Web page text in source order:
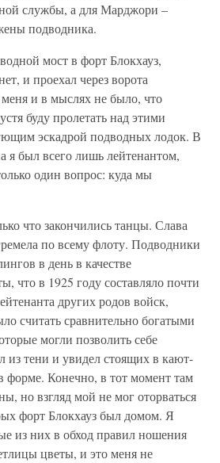
службы, а для Марджори –
подводника.
мост в форт Блокхауз,
и проехал через ворота
и в мыслях не было, что
буду пролетать над этими
эскадрой подводных лодок. В
я был всего лишь лейтенантом,
один вопрос: куда мы
что закончились танцы. Слава
по всему флоту. Подводники
в день в качестве
что в 1925 году составляло почти
других родов войск,
считать сравнительно богатыми
могли позволить себе
из тени и увидел стоящих в кают-
форме. Конечно, в тот момент там
но взгляд мой не мог оторваться
форт Блокхауз был домом. Я
из них в обход правил ношения
цветы, и это меня не